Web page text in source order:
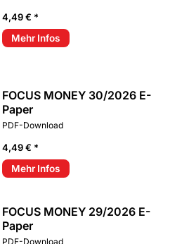
4,49 € *
Mehr Infos
FOCUS MONEY 30/2026 E-
Paper
PDF-Download
4,49 € *
Mehr Infos
FOCUS MONEY 29/2026 E-
Paper
PDF-Download